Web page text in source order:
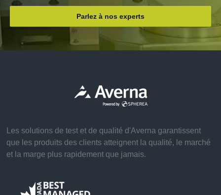
Parlez à nos experts
Les solutions de test et de qualité d'Averna garantissent
que les produits des clients atteignent la qualité, le marché
et la marge plus rapidement que jamais.